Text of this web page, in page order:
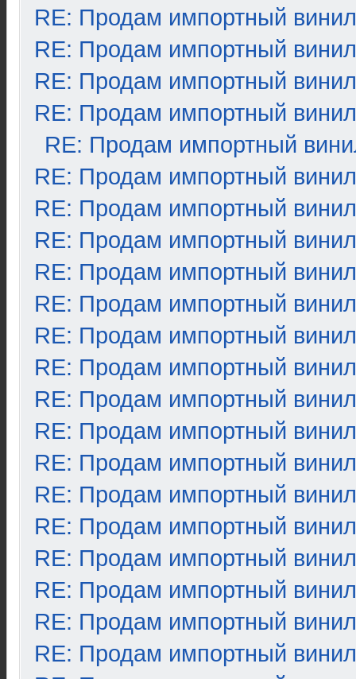
RE: Продам импортный винил
RE: Продам импортный винил
RE: Продам импортный винил
RE: Продам импортный винил
RE: Продам импортный
RE: Продам импортный винил
RE: Продам импортный винил
RE: Продам импортный винил
RE: Продам импортный винил
RE: Продам импортный винил
RE: Продам импортный винил
RE: Продам импортный винил
RE: Продам импортный винил
RE: Продам импортный винил
RE: Продам импортный винил
RE: Продам импортный винил
RE: Продам импортный винил
RE: Продам импортный винил
RE: Продам импортный винил
RE: Продам импортный винил
RE: Продам импортный винил